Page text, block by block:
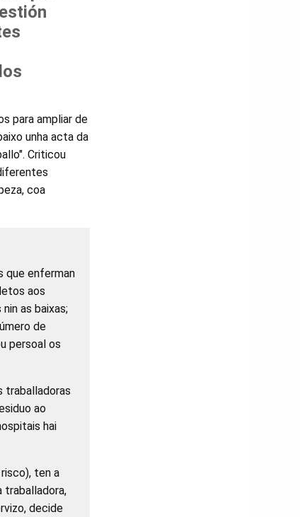
para ampliar de
unha acta da
Criticou
coa
que enferman
aos
as baixas;
de
persoal os
traballadoras
ao
hai
ten a
traballadora,
decide